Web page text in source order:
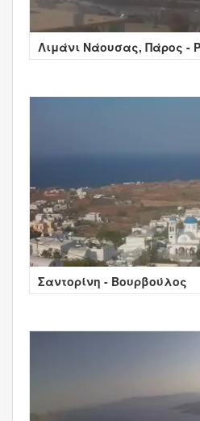
Λιμάνι Νάουσας, Πάρος -
Σαντορίνη - Βουρβούλος